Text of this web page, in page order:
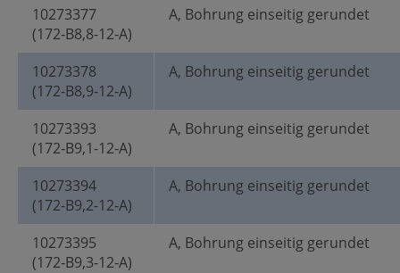
10273377
(172-B8,8-12-A)
A, Bohrung einseitig gerundet
10273378
(172-B8,9-12-A)
A, Bohrung einseitig gerundet
10273393
(172-B9,1-12-A)
A, Bohrung einseitig gerundet
10273394
(172-B9,2-12-A)
A, Bohrung einseitig gerundet
10273395
(172-B9,3-12-A)
A, Bohrung einseitig gerundet